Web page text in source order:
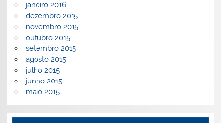
janeiro 2016
dezembro 2015
novembro 2015
outubro 2015
setembro 2015
agosto 2015
julho 2015
junho 2015
maio 2015